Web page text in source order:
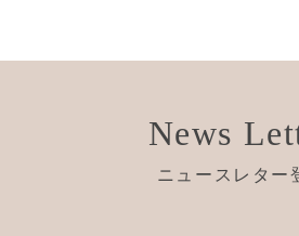
News
ニュースレター